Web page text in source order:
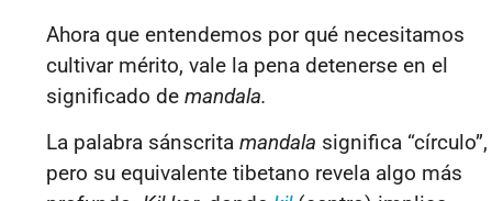
Ahora que entendemos por qué necesitamos
cultivar mérito, vale la pena detenerse en el
significado de mandala.
La palabra sánscrita mandala significa “círculo”,
pero su equivalente tibetano revela algo más